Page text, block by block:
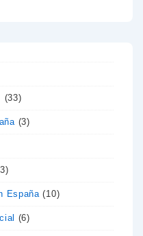
(33)
(3)
España(10)
(6)